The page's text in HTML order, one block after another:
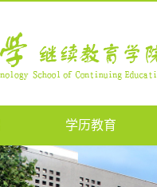
学历教育